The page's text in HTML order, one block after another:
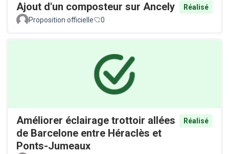
Ajout d'un composteur sur Ancely
Réalisé
Proposition officielle
0
Améliorer éclairage trottoir allées
de Barcelone entre Héraclès et
Ponts-Jumeaux
Réalisé